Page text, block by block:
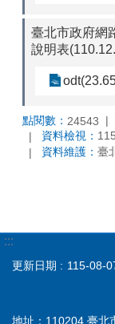
臺北市政府網
說明表
點閱數： 24543
資料檢視：
資料維護： 臺
:::
更新日期 115-08-
地址：110204 臺北